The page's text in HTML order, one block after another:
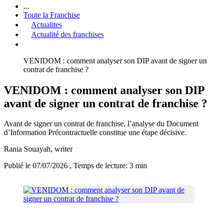
...
Toute la Franchise
Actualites
Actualité des franchises
VENIDOM : comment analyser son DIP avant de signer un
contrat de franchise ?
VENIDOM : comment analyser son DIP
avant de signer un contrat de franchise ?
Avant de signer un contrat de franchise, l’analyse du Document
d’Information Précontractuelle constitue une étape décisive.
Rania Souayah, writer
Publié le 07/07/2026 , Temps de lecture: 3 min